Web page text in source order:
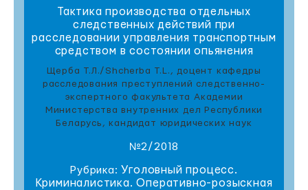
Тактика производства отдельных
следственных действий при
расследовании управления транспортным
средством в состоянии опьянения
Щерба Т.Л./Shcherba T.L., доцент кафедры
расследования преступлений следственно-
экспертного факультета Академии
Министерства внутренних дел Республики
Беларусь, кандидат юридических наук
№2/2018
Рубрика: Уголовный процесс.
Криминалистика. Оперативно-розыскная